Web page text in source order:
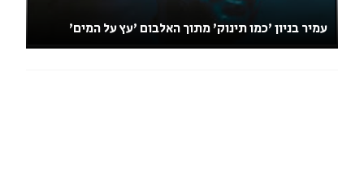
עמיר בניון 'כמו תינוק' מתוך האלבום 'עץ על המים'